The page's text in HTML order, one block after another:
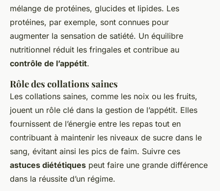
mélange de protéines, glucides et lipides. Les
protéines, par exemple, sont connues pour
augmenter la sensation de satiété. Un équilibre
nutritionnel réduit les fringales et contribue au
contrôle de l’appétit.
Rôle des collations saines
Les collations saines, comme les noix ou les fruits,
jouent un rôle clé dans la gestion de l’appétit. Elles
fournissent de l’énergie entre les repas tout en
contribuant à maintenir les niveaux de sucre dans le
sang, évitant ainsi les pics de faim. Suivre ces
astuces diététiques peut faire une grande différence
dans la réussite d’un régime.